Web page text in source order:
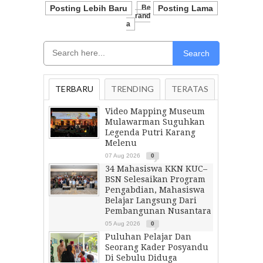
Posting Lebih Baru Posting Lama
Be
Rand
A
Search
TERBARU TRENDING TERATAS
Video Mapping Museum
Mulawarman Suguhkan
Legenda Putri Karang
Melenu
07 Aug 2026 0
34 Mahasiswa KKN KUC–
BSN Selesaikan Program
Pengabdian, Mahasiswa
Belajar Langsung Dari
Pembangunan Nusantara
05 Aug 2026 0
Puluhan Pelajar Dan
Seorang Kader Posyandu
Di Sebulu Diduga